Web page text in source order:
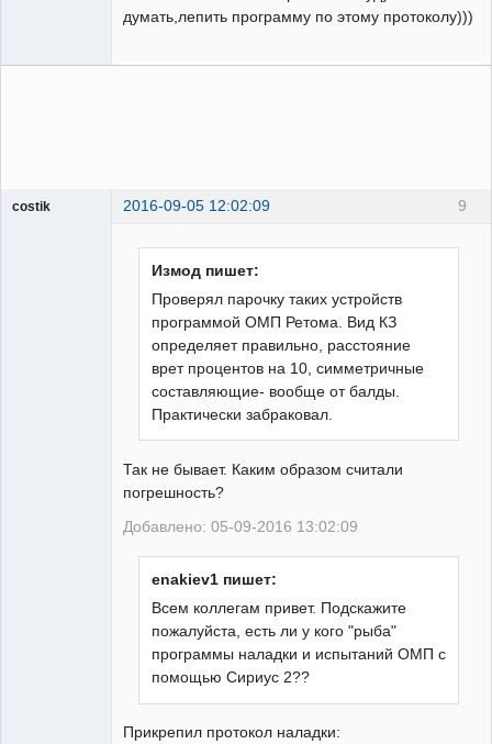
думать,лепить программу по этому протоколу)))
9
costik 2016-09-05 12:02:09
Измод пишет:
Проверял парочку таких устройств
программой ОМП Ретома. Вид КЗ
определяет правильно, расстояние
врет процентов на 10, симметричные
составляющие- вообще от балды.
Практически забраковал.
Так не бывает. Каким образом считали
погрешность?
Добавлено: 05-09-2016 13:02:09
enakiev1 пишет:
Всем коллегам привет. Подскажите
пожалуйста, есть ли у кого "рыба"
программы наладки и испытаний ОМП с
помощью Сириус 2??
Прикрепил протокол наладки: